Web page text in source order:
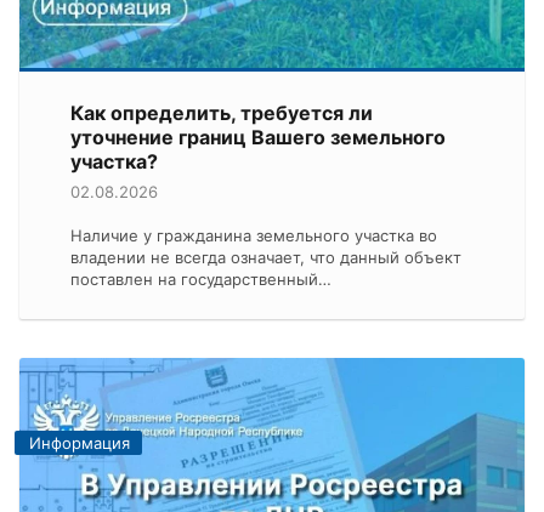
Как определить, требуется ли
уточнение границ Вашего земельного
участка?
02.08.2026
Наличие у гражданина земельного участка во
владении не всегда означает, что данный объект
поставлен на государственный…
Информация